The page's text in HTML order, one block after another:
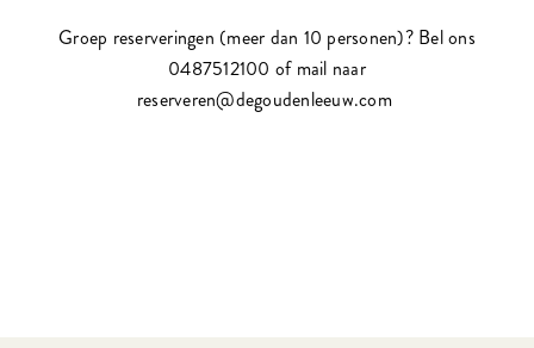
Groep reserveringen (meer dan 10 personen)? Bel ons
0487512100 of mail naar
reserveren@degoudenleeuw.com